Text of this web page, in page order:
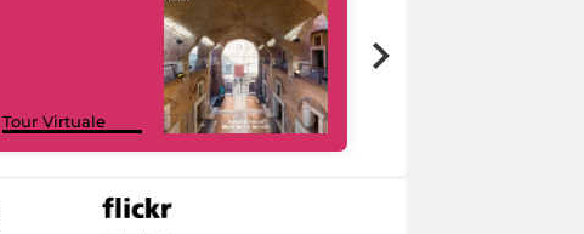
Tour Virtuale